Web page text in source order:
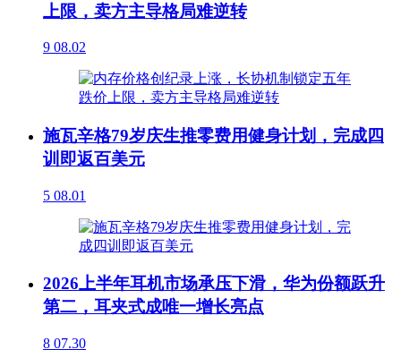
上限，卖方主导格局难逆转
9 08.02
施瓦辛格79岁庆生推零费用健身计划，完成四
训即返百美元
5 08.01
2026上半年耳机市场承压下滑，华为份额跃升
第二，耳夹式成唯一增长亮点
8 07.30